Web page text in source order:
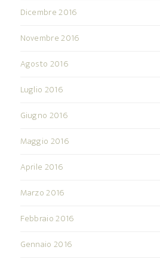
Dicembre 2016
Novembre 2016
Agosto 2016
Luglio 2016
Giugno 2016
Maggio 2016
Aprile 2016
Marzo 2016
Febbraio 2016
Gennaio 2016